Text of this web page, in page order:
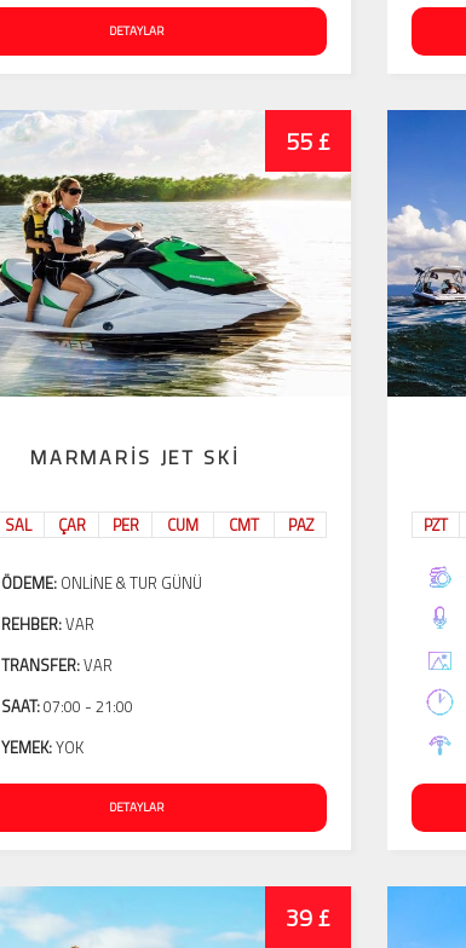
DETAYLAR
55 £
MARMARIS JET SKI
SAL ÇAR PER CUM CMT PAZ
ÖDEME: ONLINE & TUR GÜNÜ
REHBER:VAR
TRANSFER:VAR
SAAT:07:00 - 21:00
YEMEK:YOK
DETAYLAR
PZT
39 £